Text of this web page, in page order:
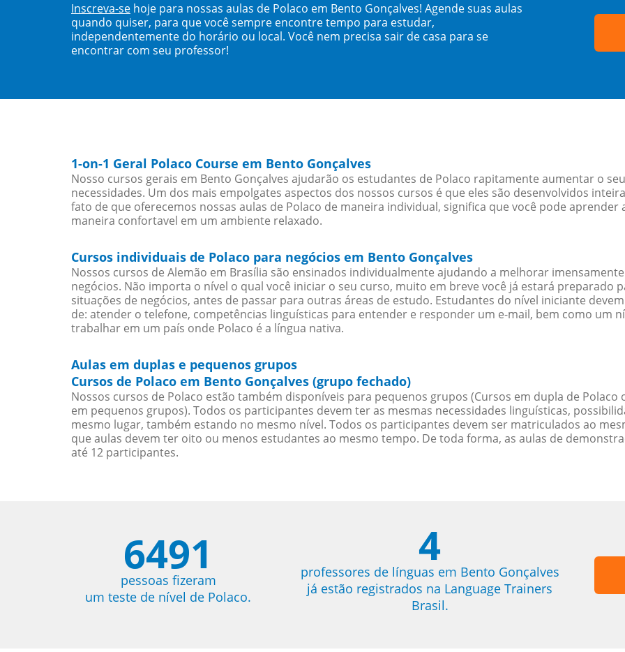
Inscreva-se hoje para nossas aulas de Polaco em Bento Gonçalves! Agende suas aulas
quando quiser, para que você sempre encontre tempo para estudar,
independentemente do horário ou local. Você nem precisa sair de casa para se
encontrar com seu professor!
1-on-1 Geral Polaco Course em Bento Gonçalves
Nosso cursos gerais em Bento Gonçalves ajudarão os estudantes de Polaco rapitamente aumentar o
necessidades. Um dos mais empolgates aspectos dos nossos cursos é que eles são desenvolvidos
fato de que oferecemos nossas aulas de Polaco de maneira individual, significa que você pode aprender
maneira confortavel em um ambiente relaxado.
Cursos individuais de Polaco para negócios em Bento Gonçalves
Nossos cursos de Alemão em Brasília são ensinados individualmente ajudando a melhorar
negócios. Não importa o nível o qual você iniciar o seu curso, muito em breve você já estará preparado
situações de negócios, antes de passar para outras áreas de estudo. Estudantes do nível iniciante
de: atender o telefone, competências linguísticas para entender e responder um e-mail, bem como um
trabalhar em um país onde Polaco é a língua nativa.
Aulas em duplas e pequenos grupos
Cursos de Polaco em Bento Gonçalves (grupo fechado)
Nossos cursos de Polaco estão também disponíveis para pequenos grupos (Cursos em dupla de
em pequenos grupos). Todos os participantes devem ter as mesmas necessidades linguísticas,
mesmo lugar, também estando no mesmo nível. Todos os participantes devem ser matriculados ao
que aulas devem ter oito ou menos estudantes ao mesmo tempo. De toda forma, as aulas de
até 12 participantes.
6491
pessoas fizeram
um teste de nível de Polaco.
4
professores de línguas em Bento Gonçalves
já estão registrados na Language Trainers
Brasil.